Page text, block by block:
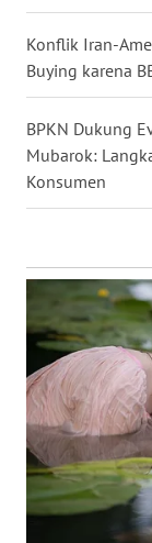
Konflik Iran-
Buying karena
BPKN Dukung
Mubarok:
Konsumen
WN
DAIRI
WN
DANAU
TOBA
WN
LANGKAT
WN
TAPANULI
SELATAN
WN